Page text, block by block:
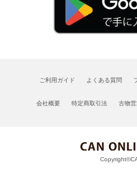
ご利用ガイド よくある質問
会社概要 特定商取引法 古物